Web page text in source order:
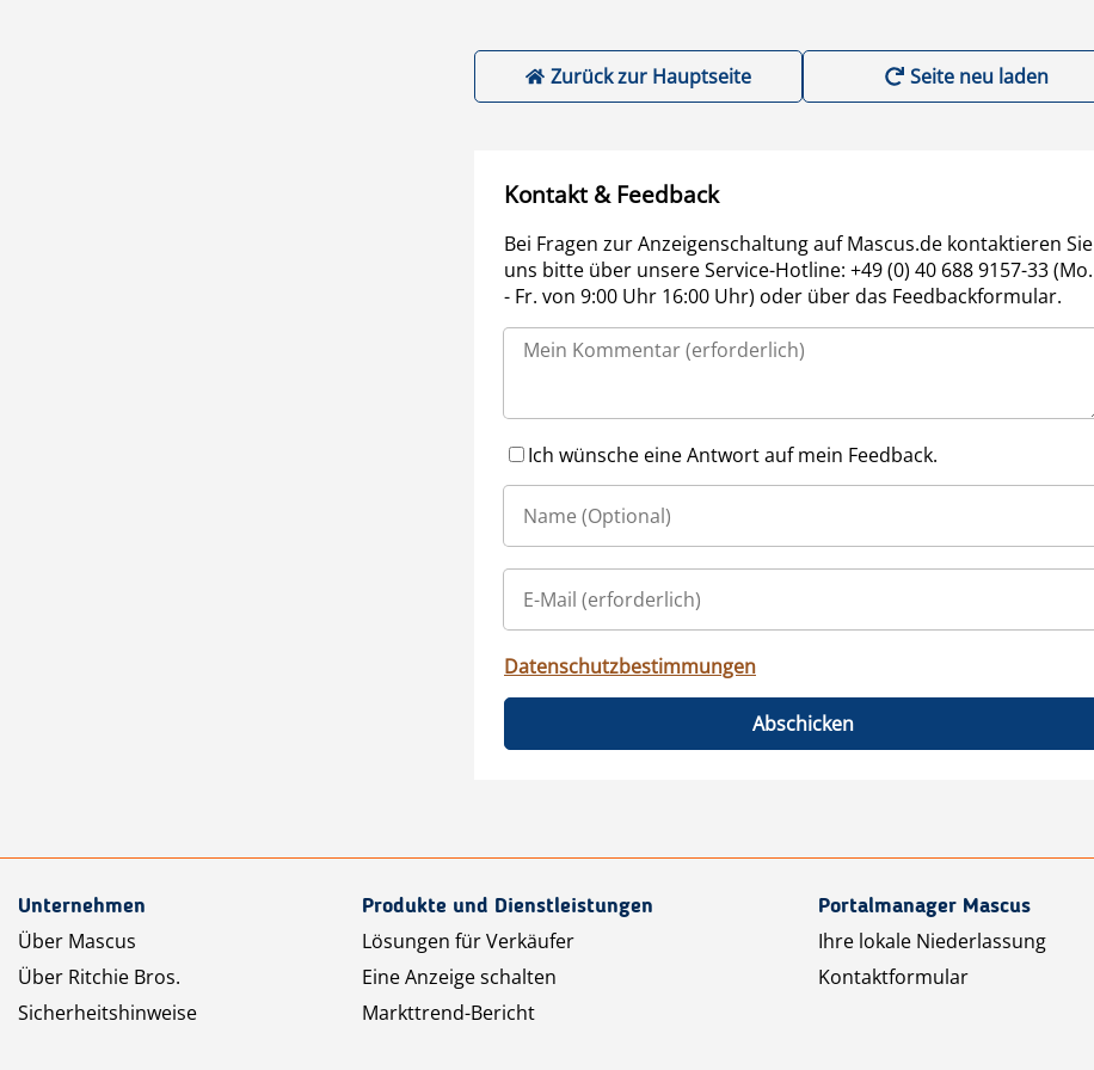
Zurück zur Hauptseite Seite neu laden
Kontakt & Feedback
Bei Fragen zur Anzeigenschaltung auf Mascus.de kontaktieren Sie
uns bitte über unsere Service-Hotline: +49 (0) 40 688 9157-33 (Mo.
- Fr. von 9:00 Uhr 16:00 Uhr) oder über das Feedbackformular.
Ich wünsche eine Antwort auf mein Feedback.
Datenschutzbestimmungen
Abschicken
Unternehmen
Über Mascus
Über Ritchie Bros.
Sicherheitshinweise
Produkte und Dienstleistungen
Lösungen für Verkäufer
Eine Anzeige schalten
Markttrend-Bericht
Portalmanager Mascus
Ihre lokale Niederlassung
Kontaktformular